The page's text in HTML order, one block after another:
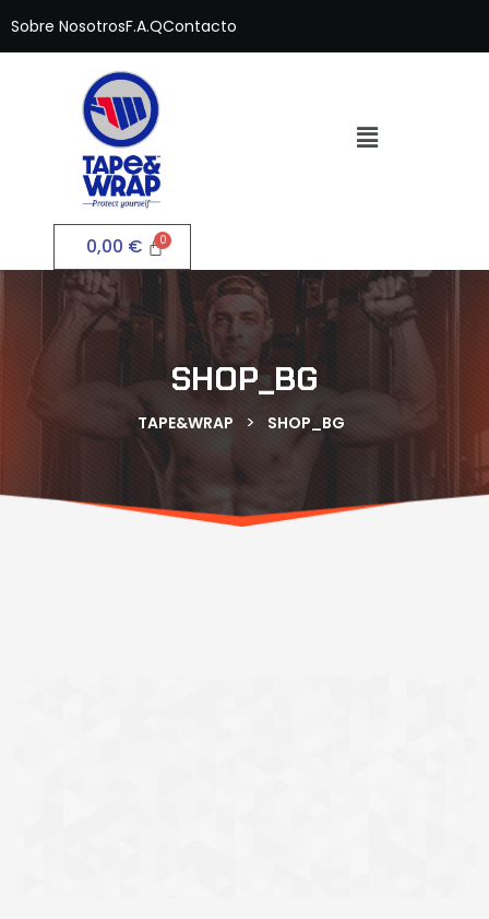
Sobre NosotrosF.A.QContacto
0,00 €
SHOP_BG
TAPE&WRAP > SHOP_BG